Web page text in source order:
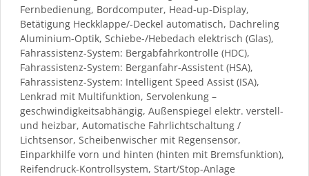
Fernbedienung, Bordcomputer, Head-up-Display,
Betätigung Heckklappe/-Deckel automatisch, Dachreling
Aluminium-Optik, Schiebe-/Hebedach elektrisch (Glas),
Fahrassistenz-System: Bergabfahrkontrolle (HDC),
Fahrassistenz-System: Berganfahr-Assistent (HSA),
Fahrassistenz-System: Intelligent Speed Assist (ISA),
Lenkrad mit Multifunktion, Servolenkung –
geschwindigkeitsabhängig, Außenspiegel elektr. verstell-
und heizbar, Automatische Fahrlichtschaltung /
Lichtsensor, Scheibenwischer mit Regensensor,
Einparkhilfe vorn und hinten (hinten mit Bremsfunktion),
Reifendruck-Kontrollsystem, Start/Stop-Anlage